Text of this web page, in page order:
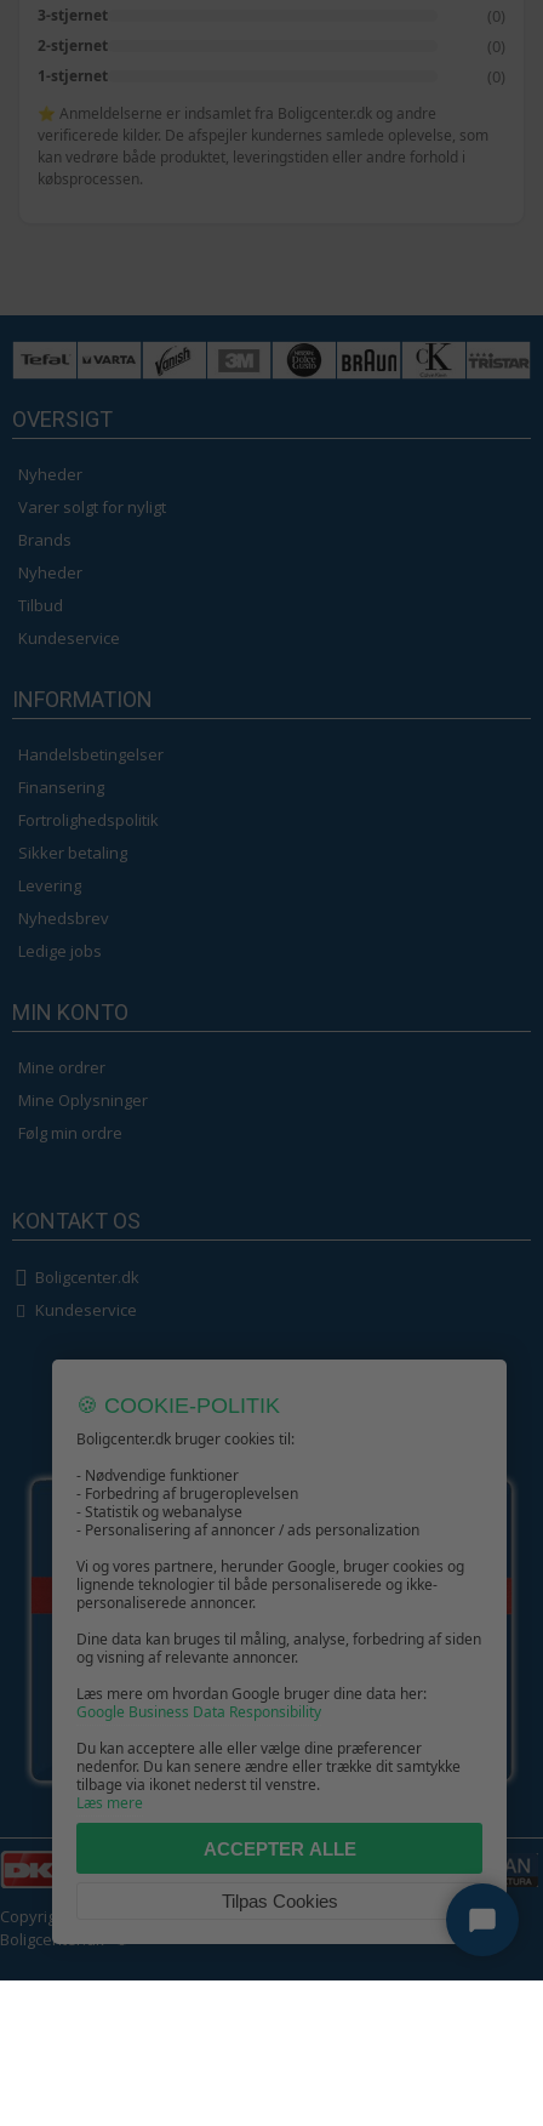
3-stjernet (0)
2-stjernet (0)
1-stjernet (0)
⭐ Anmeldelserne er indsamlet fra Boligcenter.dk og andre
verificerede kilder. De afspejler kundernes samlede oplevelse, som
kan vedrøre både produktet, leveringstiden eller andre forhold i
købsprocessen.
OVERSIGT
Nyheder
Varer solgt for nyligt
Brands
Nyheder
Tilbud
Kundeservice
INFORMATION
Handelsbetingelser
Finansering
Fortrolighedspolitik
Sikker betaling
Levering
Nyhedsbrev
Ledige jobs
MIN KONTO
Mine ordrer
Mine Oplysninger
Følg min ordre
KONTAKT OS
Boligcenter.dk
Kundeservice
GIV GLÆDE MED ET GAVEKORT!
Copyright © 2026 | CVR: DK41222093 | Alle rettigheder forbeholdes |
Boligcenter.dk 🍪
🍪 COOKIE-POLITIK
Boligcenter.dk bruger cookies til:
- Nødvendige funktioner
- Forbedring af brugeroplevelsen
- Statistik og webanalyse
- Personalisering af annoncer / ads personalization
Vi og vores partnere, herunder Google, bruger cookies og
lignende teknologier til både personaliserede og ikke-
personaliserede annoncer.
Dine data kan bruges til måling, analyse, forbedring af siden
og visning af relevante annoncer.
Læs mere om hvordan Google bruger dine data her:
Google Business Data Responsibility
Du kan acceptere alle eller vælge dine præferencer
nedenfor. Du kan senere ændre eller trække dit samtykke
tilbage via ikonet nederst til venstre.
Læs mere
ACCEPTER ALLE
Tilpas Cookies